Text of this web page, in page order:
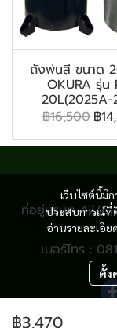
ถังพ่นสี ขนาด
OKURA รุ่น
20L(2025A-
฿16,500 ฿
฿3,470
เว็บไซต์นี้มี
ประสบการณ์ที่ดี
อ่านรายละเอี
ตั้ง
ที่อยู่บริษัท 47/8
เบอร์โทร :